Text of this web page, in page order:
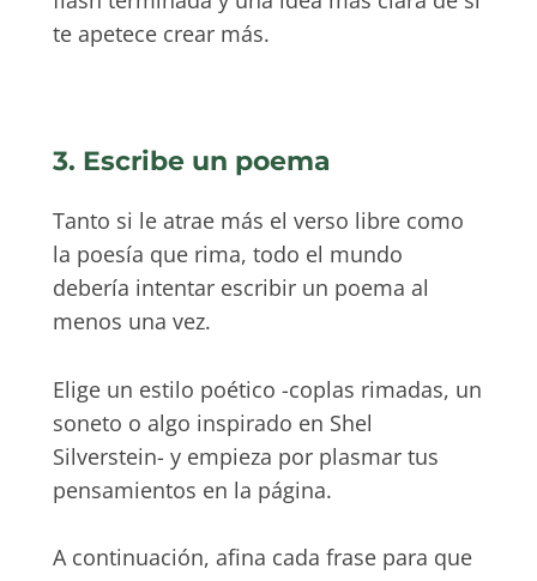
te apetece crear más.
3. Escribe un poema
Tanto si le atrae más el verso libre como
la poesía que rima, todo el mundo
debería intentar escribir un poema al
menos una vez.
Elige un estilo poético -coplas rimadas, un
soneto o algo inspirado en Shel
Silverstein- y empieza por plasmar tus
pensamientos en la página.
A continuación, afina cada frase para que